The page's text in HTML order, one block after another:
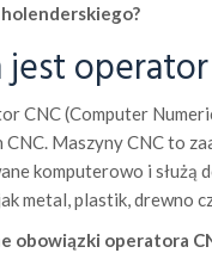
jest operator
CNC (Computer
CNC. Maszyny CNC to
komputerowo i służą
metal, plastik, drewno
obowiązki operatora